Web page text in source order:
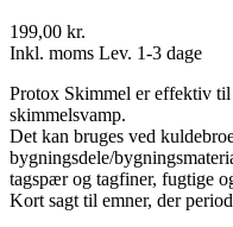
199,00 kr.
Inkl. moms Lev. 1-3 dage
Protox Skimmel er effektiv
skimmelsvamp.
Det kan bruges ved
bygningsdele/
tagspær og tagfiner, fugtige
Kort sagt til emner, der